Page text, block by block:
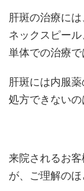
肝斑の治療に
ネックスピー
単体での治療で
肝斑には内服
処方できないの
来院されるお
が、ご理解のほ